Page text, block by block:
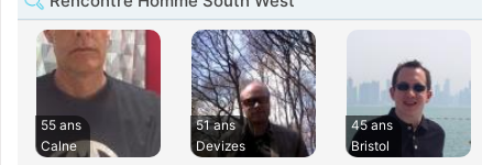
55 ans
Calne
51 ans
Devizes
45 ans
Bristol